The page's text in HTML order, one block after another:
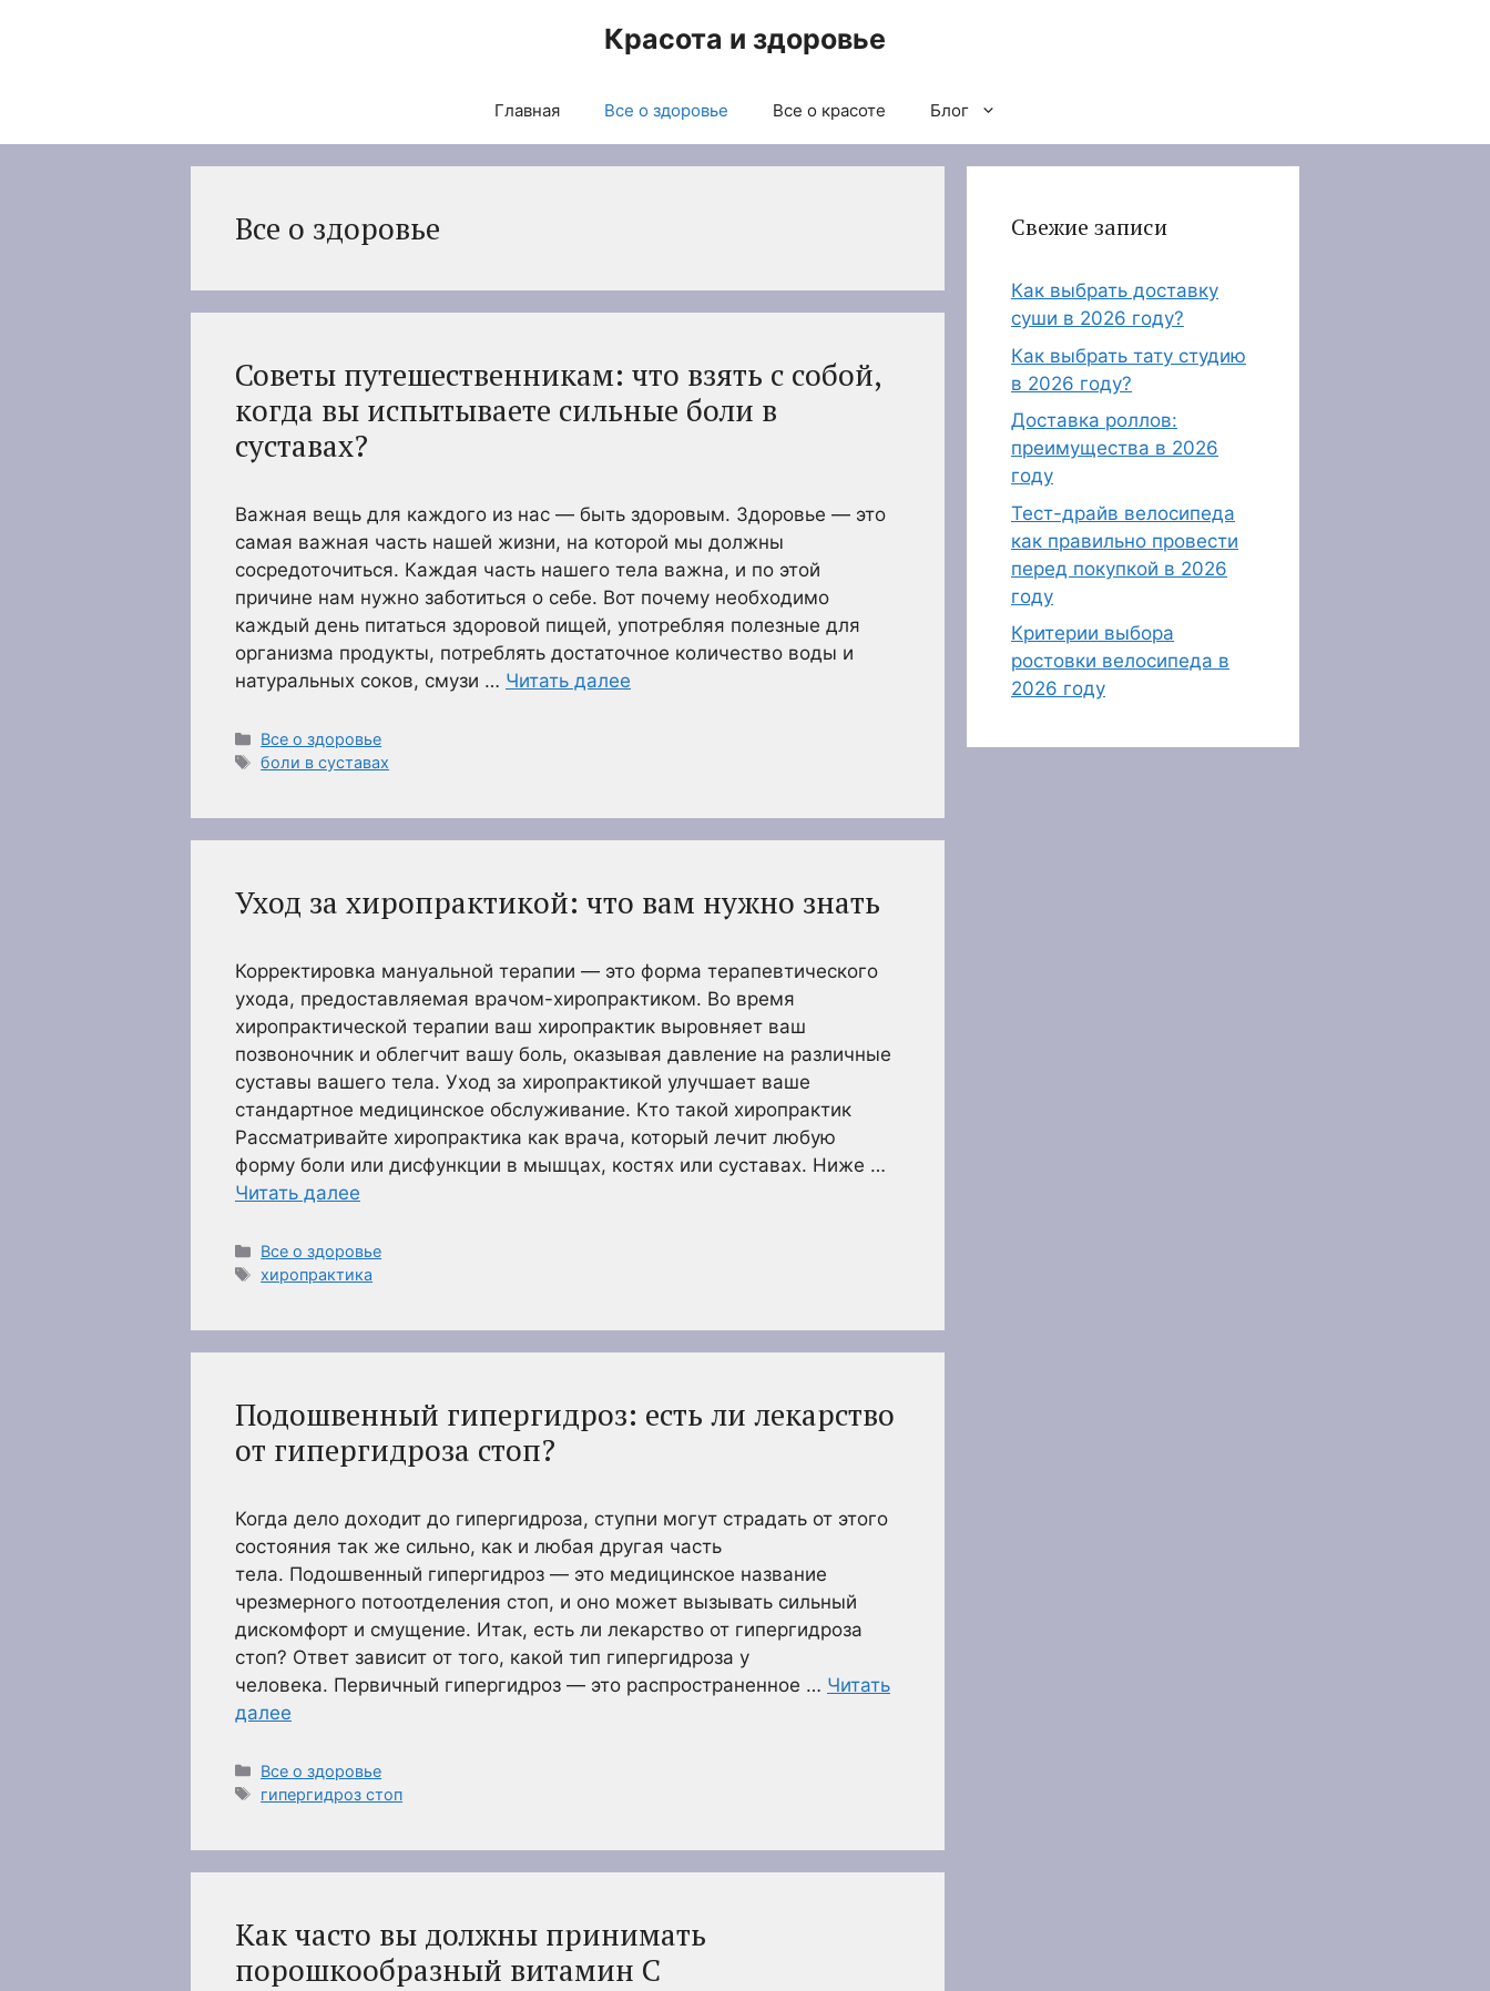
Красота и здоровье
Главная Все о здоровье Все о красоте Блог
Все о здоровье
Советы путешественникам: что взять с собой,
когда вы испытываете сильные боли в
суставах?
Важная вещь для каждого из нас — быть здоровым. Здоровье — это
самая важная часть нашей жизни, на которой мы должны
сосредоточиться. Каждая часть нашего тела важна, и по этой
причине нам нужно заботиться о себе. Вот почему необходимо
каждый день питаться здоровой пищей, употребляя полезные для
организма продукты, потреблять достаточное количество воды и
натуральных соков, смузи … Читать далее
Рубрики
Все о здоровье
Метки
боли в суставах
Уход за хиропрактикой: что вам нужно знать
Корректировка мануальной терапии — это форма терапевтического
ухода, предоставляемая врачом-хиропрактиком. Во время
хиропрактической терапии ваш хиропрактик выровняет ваш
позвоночник и облегчит вашу боль, оказывая давление на различные
суставы вашего тела. Уход за хиропрактикой улучшает ваше
стандартное медицинское обслуживание. Кто такой хиропрактик
Рассматривайте хиропрактика как врача, который лечит любую
форму боли или дисфункции в мышцах, костях или суставах. Ниже …
Читать далее
Рубрики
Все о здоровье
Метки
хиропрактика
Подошвенный гипергидроз: есть ли лекарство
от гипергидроза стоп?
Когда дело доходит до гипергидроза, ступни могут страдать от этого
состояния так же сильно, как и любая другая часть
тела. Подошвенный гипергидроз — это медицинское название
чрезмерного потоотделения стоп, и оно может вызывать сильный
дискомфорт и смущение. Итак, есть ли лекарство от гипергидроза
стоп? Ответ зависит от того, какой тип гипергидроза у
человека. Первичный гипергидроз — это распространенное … Читать
далее
Рубрики
Все о здоровье
Метки
гипергидроз стоп
Как часто вы должны принимать
порошкообразный витамин С
Свежие записи
Как выбрать доставку
суши в 2026 году?
Как выбрать тату студию
в 2026 году?
Доставка роллов:
преимущества в 2026
году
Тест-драйв велосипеда
как правильно провести
перед покупкой в 2026
году
Критерии выбора
ростовки велосипеда в
2026 году